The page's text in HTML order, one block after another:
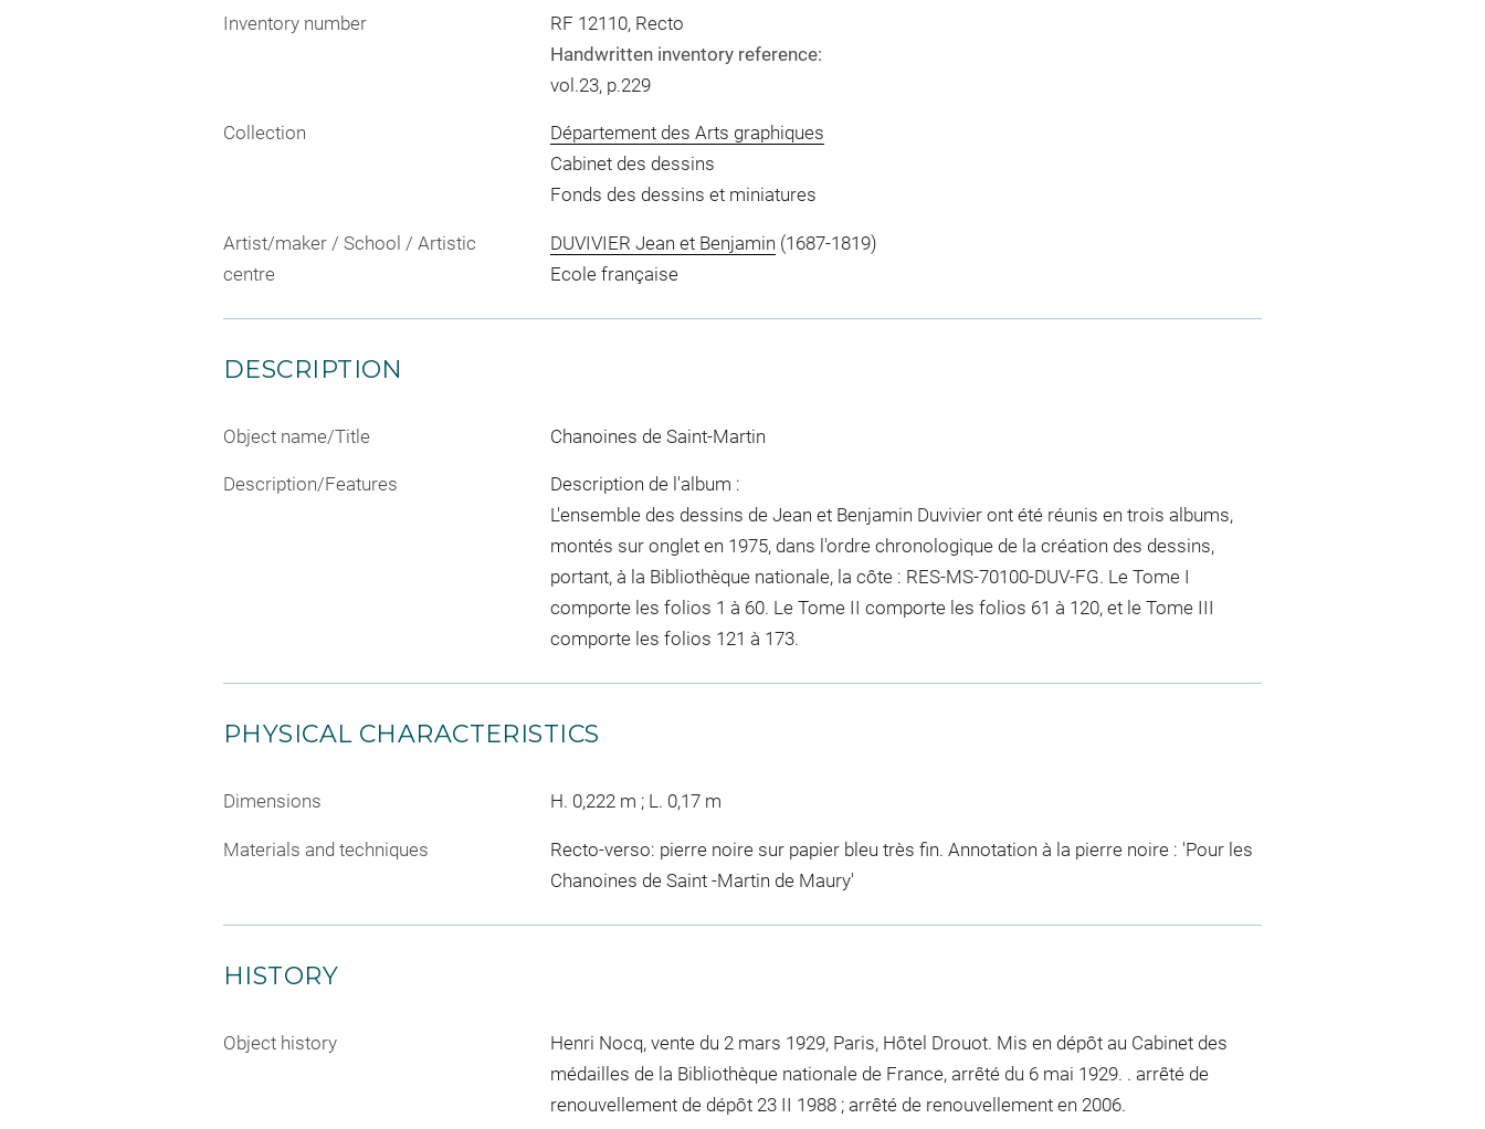
Inventory number
RF 12110, Recto
Handwritten inventory reference:
vol.23, p.229
Collection
Département des Arts graphiques
Cabinet des dessins
Fonds des dessins et miniatures
Artist/maker / School / Artistic
centre
DUVIVIER Jean et Benjamin (1687-1819)
Ecole française
DESCRIPTION
Object name/Title Chanoines de Saint-Martin
Description/Features
Description de l'album :
L'ensemble des dessins de Jean et Benjamin Duvivier ont été réunis en trois albums,
montés sur onglet en 1975, dans l'ordre chronologique de la création des dessins,
portant, à la Bibliothèque nationale, la côte : RES-MS-70100-DUV-FG. Le Tome I
comporte les folios 1 à 60. Le Tome II comporte les folios 61 à 120, et le Tome III
comporte les folios 121 à 173.
PHYSICAL CHARACTERISTICS
Dimensions H. 0,222 m ; L. 0,17 m
Materials and techniques
Recto-verso: pierre noire sur papier bleu très fin. Annotation à la pierre noire : 'Pour les
Chanoines de Saint -Martin de Maury'
HISTORY
Object history
Henri Nocq, vente du 2 mars 1929, Paris, Hôtel Drouot. Mis en dépôt au Cabinet des
médailles de la Bibliothèque nationale de France, arrêté du 6 mai 1929. . arrêté de
renouvellement de dépôt 23 II 1988 ; arrêté de renouvellement en 2006.